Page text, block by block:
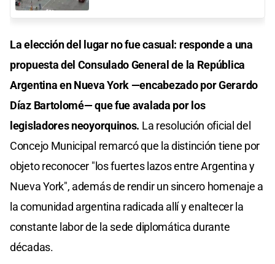
La elección del lugar no fue casual: responde a una
propuesta del Consulado General de la República
Argentina en Nueva York —encabezado por Gerardo
Díaz Bartolomé— que fue avalada por los
legisladores neoyorquinos. La resolución oficial del
Concejo Municipal remarcó que la distinción tiene por
objeto reconocer "los fuertes lazos entre Argentina y
Nueva York", además de rendir un sincero homenaje a
la comunidad argentina radicada allí y enaltecer la
constante labor de la sede diplomática durante
décadas.